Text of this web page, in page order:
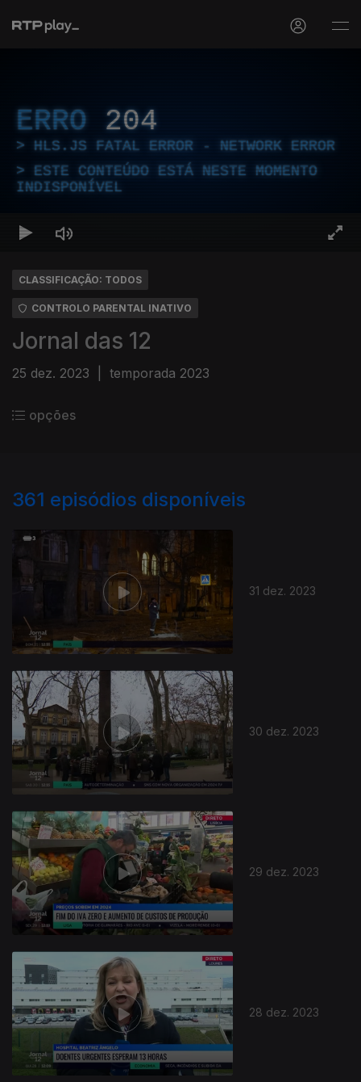
ERRO 204
HLS.JS FATAL ERROR - NETWORK ERROR
ESTE CONTEÚDO ESTÁ NESTE MOMENTO
INDISPONÍVEL
CLASSIFICAÇÃO: TODOS
CONTROLO PARENTAL INATIVO
Jornal das 12
25 dez. 2023 temporada 2023
opções
361 episódios disponíveis
31 dez. 2023
30 dez. 2023
29 dez. 2023
28 dez. 2023